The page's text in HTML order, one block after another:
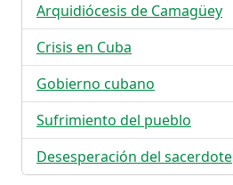
Arquidiócesis de Camagüey
Crisis en Cuba
Gobierno cubano
Sufrimiento del pueblo
Desesperación del sacerdote